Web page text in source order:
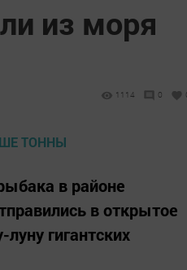
из моря
1114 0
в районе
в открытое
гигантских